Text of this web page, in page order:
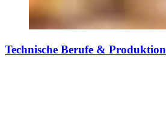
Technische Berufe & Produktion